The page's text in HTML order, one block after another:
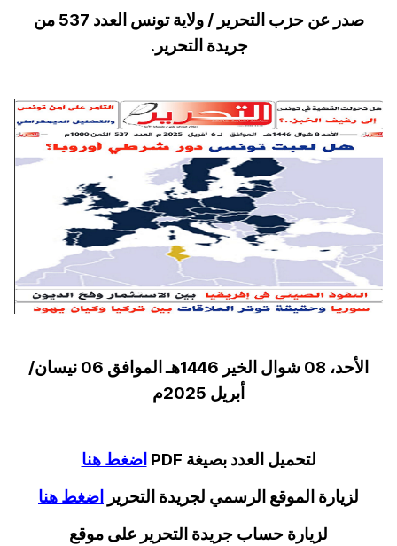
صدر عن حزب التحرير / ولاية تونس العدد 537 من
جريدة التحرير.
الأحد، 08 شوال الخير 1446هـ الموافق 06 نيسان/
أبريل 2025م
لتحميل العدد بصيغة PDF
اضغط هنا
لزيارة الموقع الرسمي لجريدة التحرير
اضغط هنا
لزيارة حساب جريدة التحرير على موقع